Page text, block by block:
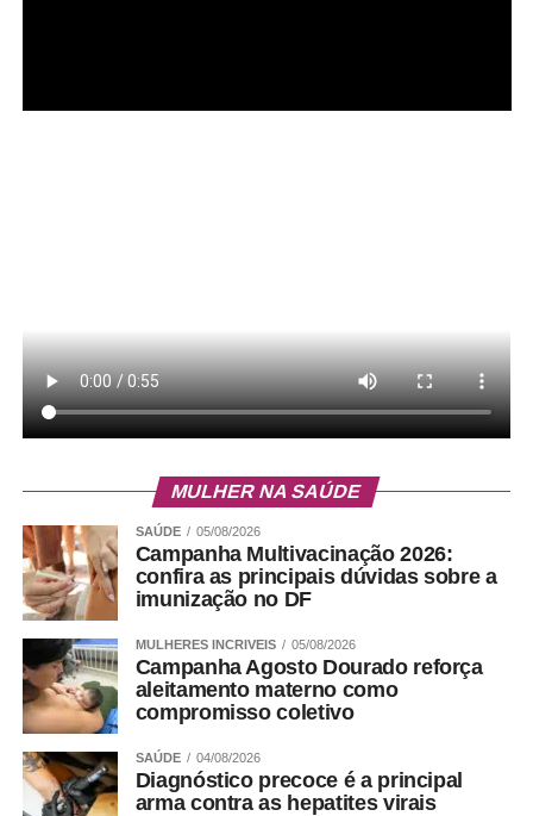
MULHER NA SAÚDE
SAÚDE 05/08/2026
Campanha Multivacinação 2026:
confira as principais dúvidas sobre a
imunização no DF
MULHERES INCRIVEIS 05/08/2026
Campanha Agosto Dourado reforça
aleitamento materno como
compromisso coletivo
SAÚDE 04/08/2026
Diagnóstico precoce é a principal
arma contra as hepatites virais